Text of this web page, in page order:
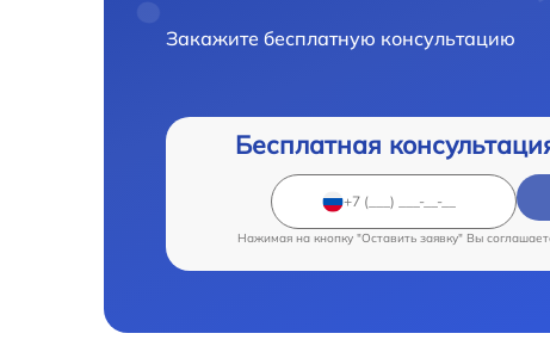
Закажите бесплатную консультацию
Бесплатная
Нажимая на кнопку "Оставить заявку" Вы